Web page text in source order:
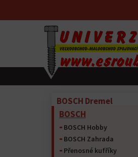
BOSCH Dremel
BOSCH
BOSCH Hobby
BOSCH Zahrada
Přenosné kufříky